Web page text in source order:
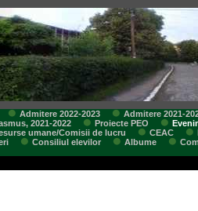
Admitere 2022-2023
Admitere 2021-
2021-2022 Proiecte PEO
umane/Comisii de lucru CEAC
Consiliul elevilor Albume